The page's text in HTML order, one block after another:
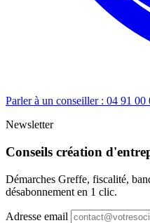
Parler à un conseiller : 04 91 00
Newsletter
Conseils création
Démarches Greffe, fiscalité,
désabonnement en 1 clic.
Adresse email